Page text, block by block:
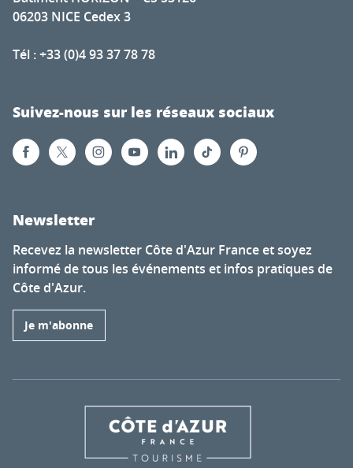
06203 NICE Cedex 3
Tél : +33 (0)4 93 37 78 78
Suivez-nous sur les réseaux sociaux
Newsletter
Recevez la newsletter Côte d'Azur France et soyez
informé de tous les événements et infos pratiques de
Côte d'Azur.
Je m'abonne